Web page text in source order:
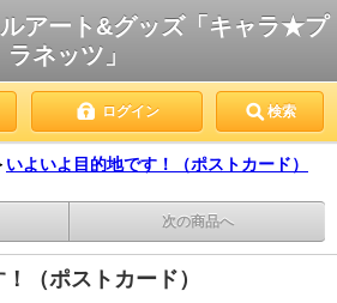
アート&グッズ「キャラ★プ
ラネッツ」
ログイン 検索
いよいよ目的地です！（ポストカード）
次の商品へ
（ポストカード）